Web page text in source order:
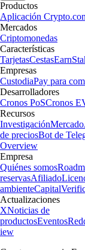
Productos
Aplicación
Mercados
Criptomonedas
Características
TarjetasCestasEarn
Empresas
CustodiaPay para
Desarrolladores
Cronos PoSCronos
Recursos
InvestigaciónMercado
de preciosBot de
Overview
Empresa
Quiénes somos
reservasAfiliado
ambienteCapital
Actualizaciones
XNoticias de
productosEventos
iew